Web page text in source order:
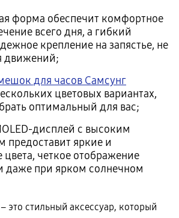
форма обеспечит комфортное
всего дня, а гибкий
крепление на запястье, не
движений;
для часов Самсунг
цветовых вариантах,
оптимальный для вас;
дисплей с высоким
предоставит яркие и
четкое отображение
при ярком солнечном
это стильный аксессуар, который